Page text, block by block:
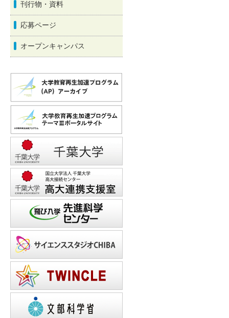
刊行物・資料
応募ページ
オープンキャンパス